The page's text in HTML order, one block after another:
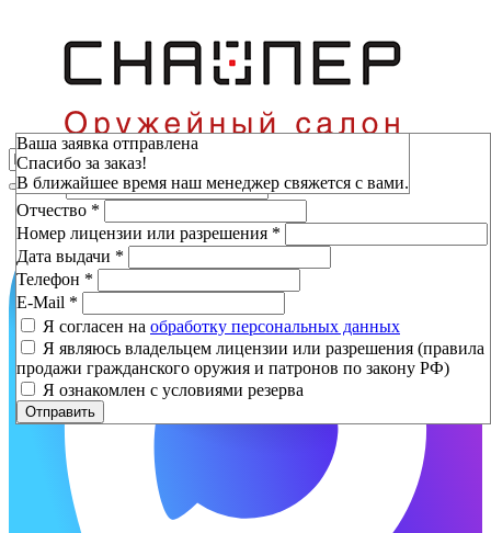
Зарезервировать
Фамилия*
Имя*
Отчество *
Номер лицензии или разрешения *
Дата выдачи *
Телефон *
E-Mail *
Я согласен на обработку персональных данных
Я являюсь владельцем лицензии или разрешения (правила
продажи гражданского оружия и патронов по закону РФ)
Я ознакомлен с условиями резерва
Отправить
Ваша заявка отправлена
Спасибо за заказ!
В ближайшее время наш менеджер свяжется с вами.